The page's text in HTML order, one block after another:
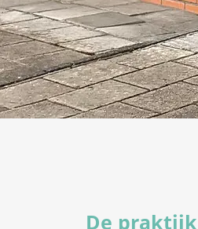
De praktijk